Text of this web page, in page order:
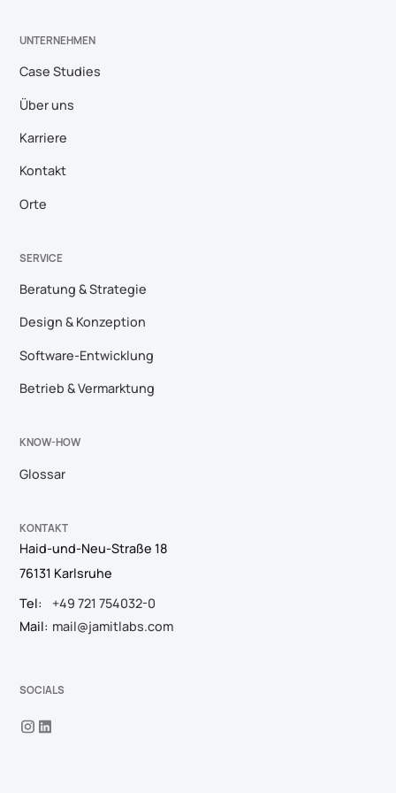
UNTERNEHMEN
Case Studies
Über uns
Karriere
Kontakt
Orte
SERVICE
Beratung & Strategie
Design & Konzeption
Software-Entwicklung
Betrieb & Vermarktung
KNOW-HOW
Glossar
KONTAKT
Haid-und-Neu-Straße 18
76131 Karlsruhe
Tel:
+49 721 754032-0
Mail: mail@jamitlabs.com
SOCIALS